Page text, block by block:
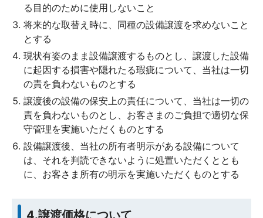
る目的のために使用しないこと
将来的な取替え時に、同種の設備譲渡を求めないこと
とする
現状有姿のまま設備譲渡するものとし、譲渡した設備
に起因する損害や隠れたる瑕疵について、当社は一切
の責を負わないものとする
譲渡後の設備の保安上の責任について、当社は一切の
責を負わないものとし、お客さまのご負担で適切な保
守管理を実施いただくものとする
設備譲渡後、当社の所有者明示がある設備について
は、それを判読できないように処置いただくととも
に、お客さま所有の明示を実施いただくものとする
4.譲渡価格について